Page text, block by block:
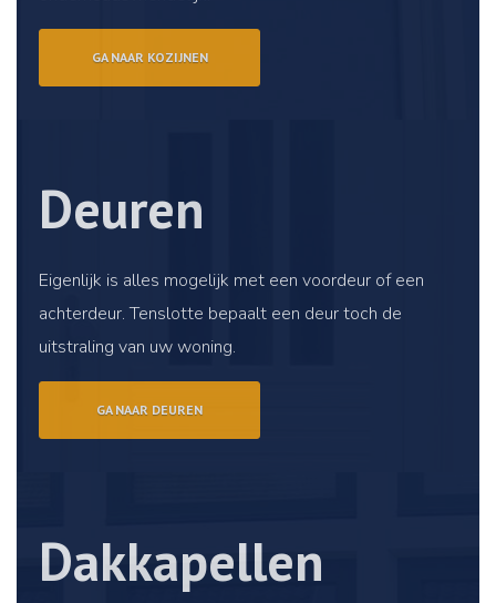
GA NAAR KOZIJNEN
Deuren
Eigenlijk is alles mogelijk met een voordeur of een
achterdeur. Tenslotte bepaalt een deur toch de
uitstraling van uw woning.
GA NAAR DEUREN
Dakkapellen